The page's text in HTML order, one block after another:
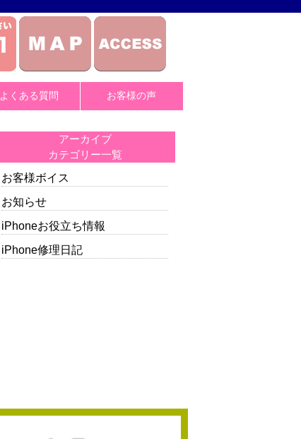
よくある質問 お客様の声
アーカイブ
カテゴリー一覧
お客様ボイス
お知らせ
iPhoneお役立ち情報
iPhone修理日記